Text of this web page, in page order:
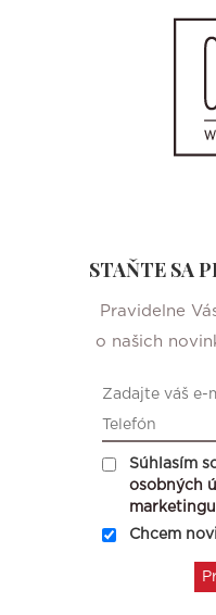
STAŇTE SA
Pravidelne
o našich
Súhlasím
osobných
marketingu
Chcem